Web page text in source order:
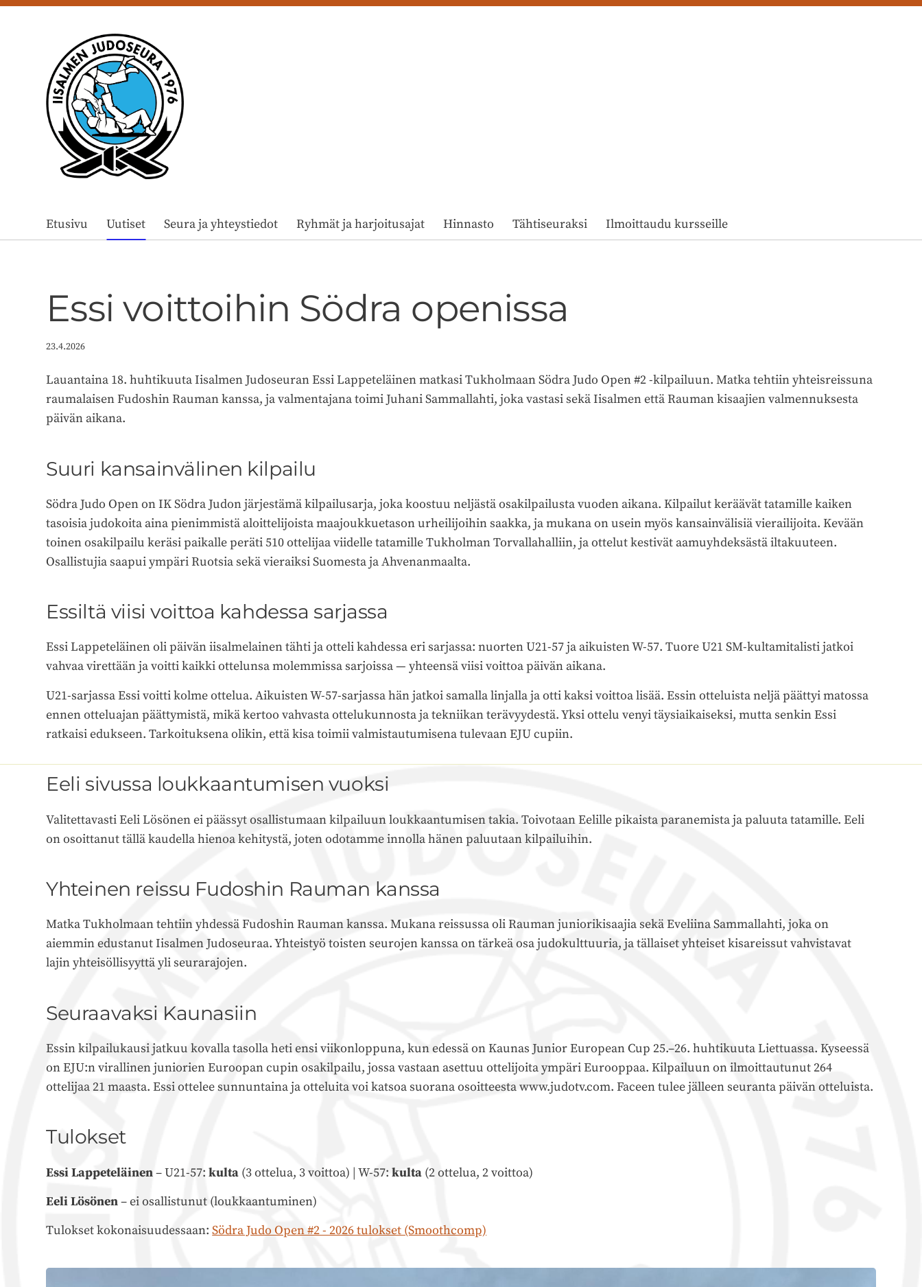
Iisalmen Judoseura ry
Etusivu Uutiset Seura ja yhteystiedot Ryhmät ja harjoitusajat Hinnasto Tähtiseuraksi Ilmoittaudu kursseille
Essi voittoihin Södra openissa
23.4.2026
Lauantaina 18. huhtikuuta Iisalmen Judoseuran Essi Lappeteläinen matkasi Tukholmaan Södra Judo Open #2 -kilpailuun. Matka tehtiin yhteisreissuna
raumalaisen Fudoshin Rauman kanssa, ja valmentajana toimi Juhani Sammallahti, joka vastasi sekä Iisalmen että Rauman kisaajien valmennuksesta
päivän aikana.
Suuri kansainvälinen kilpailu
Södra Judo Open on IK Södra Judon järjestämä kilpailusarja, joka koostuu neljästä osakilpailusta vuoden aikana. Kilpailut keräävät tatamille kaiken
tasoisia judokoita aina pienimmistä aloittelijoista maajoukkuetason urheilijoihin saakka, ja mukana on usein myös kansainvälisiä vierailijoita. Kevään
toinen osakilpailu keräsi paikalle peräti 510 ottelijaa viidelle tatamille Tukholman Torvallahalliin, ja ottelut kestivät aamuyhdeksästä iltakuuteen.
Osallistujia saapui ympäri Ruotsia sekä vieraiksi Suomesta ja Ahvenanmaalta.
Essiltä viisi voittoa kahdessa sarjassa
Essi Lappeteläinen oli päivän iisalmelainen tähti ja otteli kahdessa eri sarjassa: nuorten U21-57 ja aikuisten W-57. Tuore U21 SM-kultamitalisti jatkoi
vahvaa virettään ja voitti kaikki ottelunsa molemmissa sarjoissa — yhteensä viisi voittoa päivän aikana.
U21-sarjassa Essi voitti kolme ottelua. Aikuisten W-57-sarjassa hän jatkoi samalla linjalla ja otti kaksi voittoa lisää. Essin otteluista neljä päättyi matossa
ennen otteluajan päättymistä, mikä kertoo vahvasta ottelukunnosta ja tekniikan terävyydestä. Yksi ottelu venyi täysiaikaiseksi, mutta senkin Essi
ratkaisi edukseen. Tarkoituksena olikin, että kisa toimii valmistautumisena tulevaan EJU cupiin.
Eeli sivussa loukkaantumisen vuoksi
Valitettavasti Eeli Lösönen ei päässyt osallistumaan kilpailuun loukkaantumisen takia. Toivotaan Eelille pikaista paranemista ja paluuta tatamille. Eeli
on osoittanut tällä kaudella hienoa kehitystä, joten odotamme innolla hänen paluutaan kilpailuihin.
Yhteinen reissu Fudoshin Rauman kanssa
Matka Tukholmaan tehtiin yhdessä Fudoshin Rauman kanssa. Mukana reissussa oli Rauman juniorikisaajia sekä Eveliina Sammallahti, joka on
aiemmin edustanut Iisalmen Judoseuraa. Yhteistyö toisten seurojen kanssa on tärkeä osa judokulttuuria, ja tällaiset yhteiset kisareissut vahvistavat
lajin yhteisöllisyyttä yli seurarajojen.
Seuraavaksi Kaunasiin
Essin kilpailukausi jatkuu kovalla tasolla heti ensi viikonloppuna, kun edessä on Kaunas Junior European Cup 25.–26. huhtikuuta Liettuassa. Kyseessä
on EJU:n virallinen juniorien Euroopan cupin osakilpailu, jossa vastaan asettuu ottelijoita ympäri Eurooppaa. Kilpailuun on ilmoittautunut 264
ottelijaa 21 maasta. Essi ottelee sunnuntaina ja otteluita voi katsoa suorana osoitteesta www.judotv.com. Faceen tulee jälleen seuranta päivän otteluista.
Tulokset
Essi Lappeteläinen– U21-57:kulta (3 ottelua, 3 voittoa) | W-57:kulta (2 ottelua, 2 voittoa)
Eeli Lösönen– ei osallistunut (loukkaantuminen)
Tulokset kokonaisuudessaan:Södra Judo Open #2 - 2026 tulokset (Smoothcomp)